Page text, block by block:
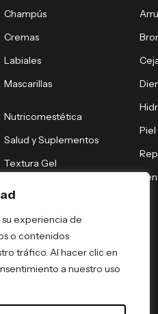
experiencia de
o contenidos
tráfico. Al hacer clic en
a nuestro uso
Champús
Cremas
Labiales
Mascarillas
Nutricomestética
Salud y Suplementos
Textura Gel
Piel